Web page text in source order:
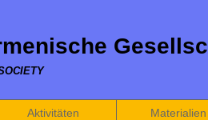
Aktivitäten Materialien